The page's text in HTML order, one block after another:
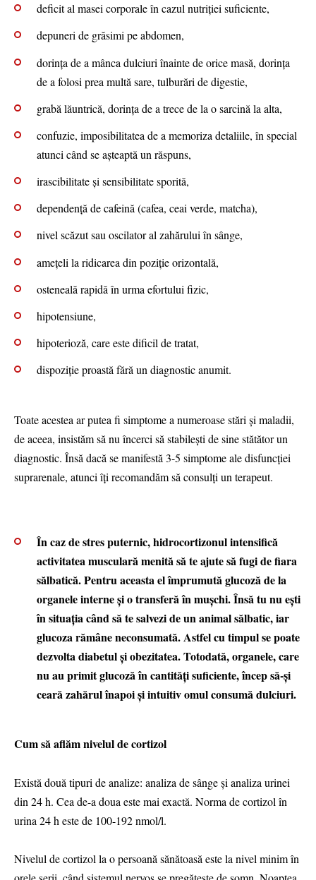
deficit al masei corporale în cazul nutriției suficiente,
depuneri de grăsimi pe abdomen,
dorința de a mânca dulciuri înainte de orice masă, dorința
de a folosi prea multă sare, tulburări de digestie,
grabă lăuntrică, dorința de a trece de la o sarcină la alta,
confuzie, imposibilitatea de a memoriza detaliile, în special
atunci când se așteaptă un răspuns,
irascibilitate și sensibilitate sporită,
dependență de cafeină (cafea, ceai verde, matcha),
nivel scăzut sau oscilator al zahărului în sânge,
amețeli la ridicarea din poziție orizontală,
osteneală rapidă în urma efortului fizic,
hipotensiune,
hipoterioză, care este dificil de tratat,
dispoziție proastă fără un diagnostic anumit.
Toate acestea ar putea fi simptome a numeroase stări și maladii,
de aceea, insistăm să nu încerci să stabilești de sine stătător un
diagnostic. Însă dacă se manifestă 3-5 simptome ale disfuncției
suprarenale, atunci îți recomandăm să consulți un terapeut.
În caz de stres puternic, hidrocortizonul intensifică
activitatea musculară menită să te ajute să fugi de fiara
sălbatică. Pentru aceasta el împrumută glucoză de la
organele interne și o transferă în mușchi. Însă tu nu ești
în situația când să te salvezi de un animal sălbatic, iar
glucoza rămâne neconsumată. Astfel cu timpul se poate
dezvolta diabetul și obezitatea. Totodată, organele, care
nu au primit glucoză în cantități suficiente, încep să-și
ceară zahărul înapoi și intuitiv omul consumă dulciuri.
Cum să aflăm nivelul de cortizol
Există două tipuri de analize: analiza de sânge și analiza urinei
din 24 h. Cea de-a doua este mai exactă. Norma de cortizol în
urina 24 h este de 100-192 nmol/l.
Nivelul de cortizol la o persoană sănătoasă este la nivel minim în